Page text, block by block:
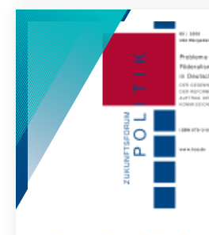
versucht, zu einem politisch
zu werden. Intensiv setzt er
ideologischen
Spannend ist die Lektüre
die Möglichkeiten der
der demokratischen Kräfte
Phänomen breit diskutiert.
Adenauer-Stiftung beginnt
eine Reihe, die sich intensiv
in Deutschland